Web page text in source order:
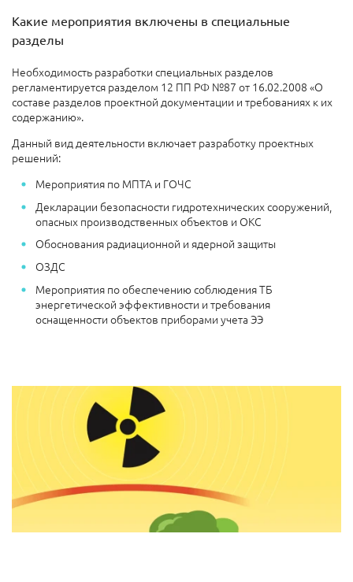
Какие мероприятия включены в специальные
разделы
Необходимость разработки специальных разделов
регламентируется разделом 12 ПП РФ №87 от 16.02.2008 «О
составе разделов проектной документации и требованиях к их
содержанию».
Данный вид деятельности включает разработку проектных
решений:
Мероприятия по МПТА и ГОЧС
Декларации безопасности гидротехнических сооружений,
опасных производственных объектов и ОКС
Обоснования радиационной и ядерной защиты
ОЗДС
Мероприятия по обеспечению соблюдения ТБ
энергетической эффективности и требования
оснащенности объектов приборами учета ЭЭ